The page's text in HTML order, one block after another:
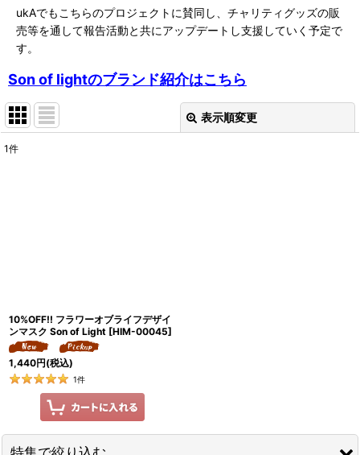
ukAでもこちらのプロジェクトに賛同し、チャリティグッズの販
売等を通して報告活動と共にアップデートし支援していく予定で
す。
Son of lightのブランド紹介はこちら
表示順変更
1件
10%OFF!! フラワーオブライフデザイ
ンマスク Son of Light [HIM-00045]
1,440円(税込)
1件